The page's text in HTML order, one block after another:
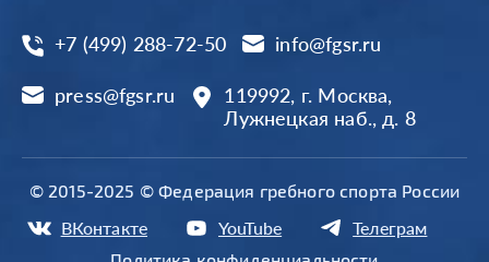
+7 (499) 288-72-50 info@fgsr.ru
press@fgsr.ru
119992, г. Москва,
Лужнецкая наб., д. 8
© 2015-2025 © Федерация гребного спорта России
ВКонтакте YouTube Телеграм